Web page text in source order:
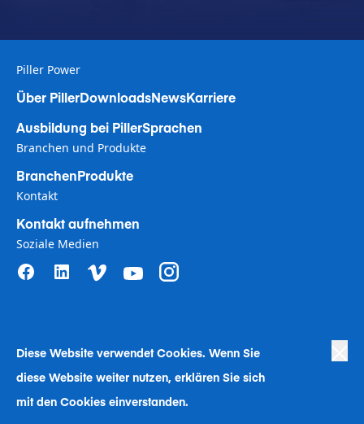
Diese Website verwendet Cookies. Wenn Sie
diese Website weiter nutzen, erklären Sie sich
mit den Cookies einverstanden.
Piller Power
Über PillerDownloadsNewsKarriere
Ausbildung bei PillerSprachen
Branchen und Produkte
BranchenProdukte
Kontakt
Kontakt aufnehmen
Soziale Medien
Privacy Policy Terms of Use
Human Rights in Business Policy | Cookie Richtlinen
Human Rights Company Statement